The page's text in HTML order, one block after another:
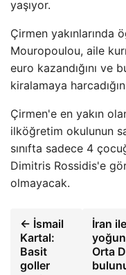
yaşıyor.
Çirmen yakınlarında
Mouropoulou, aile
euro kazandığını ve
kiralamaya
Çirmen'e en yakın
ilköğretim okulunun
sınıfta sadece 4
Dimitris Rossidis'e
olmayacak.
← İsmail
Kartal:
Basit
goller
İran
Orta